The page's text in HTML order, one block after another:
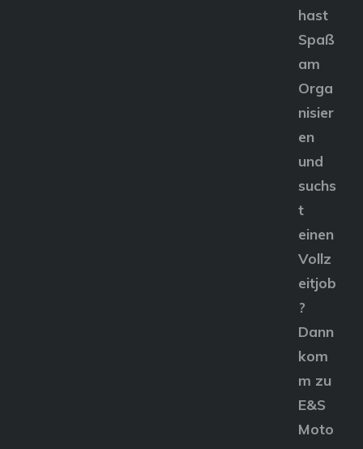
hast
Spaß
am
Orga
nisier
en
und
suchs
t
einen
Vollz
eitjob
?
Dann
kom
m zu
E&S
Moto